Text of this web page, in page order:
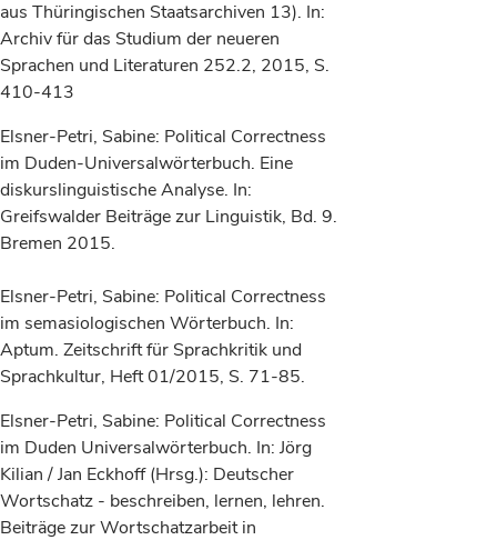
aus Thüringischen Staatsarchiven 13). In:
Archiv für das Studium der neueren
Sprachen und Literaturen 252.2, 2015, S.
410-413
Elsner-Petri, Sabine: Political Correctness
im Duden-Universalwörterbuch. Eine
diskurslinguistische Analyse. In:
Greifswalder Beiträge zur Linguistik, Bd. 9.
Bremen 2015.
Elsner-Petri, Sabine: Political Correctness
im semasiologischen Wörterbuch. In:
Aptum. Zeitschrift für Sprachkritik und
Sprachkultur, Heft 01/2015, S. 71-85.
Elsner-Petri, Sabine: Political Correctness
im Duden Universalwörterbuch. In: Jörg
Kilian / Jan Eckhoff (Hrsg.): Deutscher
Wortschatz - beschreiben, lernen, lehren.
Beiträge zur Wortschatzarbeit in